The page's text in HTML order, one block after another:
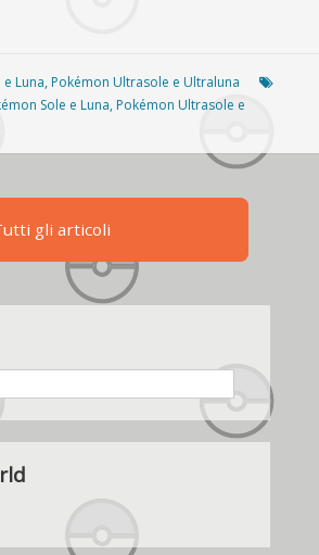
Luna, Pokémon Ultrasole e Ultraluna
Sole e Luna, Pokémon Ultrasole e
gli articoli